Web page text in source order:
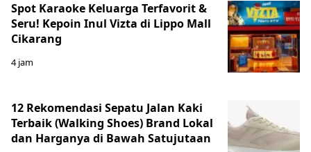
Spot Karaoke Keluarga Terfavorit &
Seru! Kepoin Inul Vizta di Lippo Mall
Cikarang
4 jam
12 Rekomendasi Sepatu Jalan Kaki
Terbaik (Walking Shoes) Brand Lokal
dan Harganya di Bawah Satujutaan